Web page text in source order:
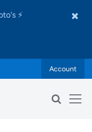
⚡
Account